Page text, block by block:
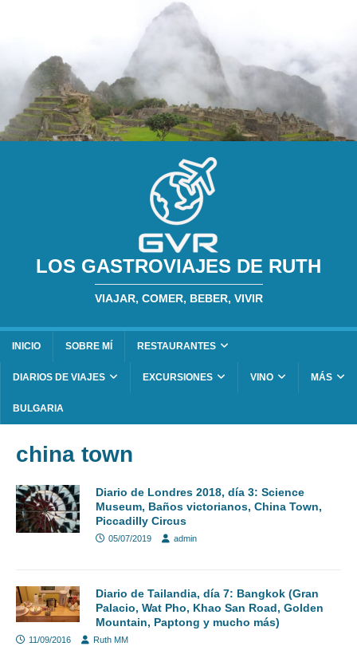
LOS GASTROVIAJES DE RUTH
VIAJAR, COMER, BEBER, VIVIR
INICIO SOBRE MÍ RESTAURANTES
DIARIOS DE VIAJES EXCURSIONES VINO MÁS
BULGARIA
china town
Diario de Londres 2018, día 3: Science
Museum, Baños victorianos, China Town,
Piccadilly Circus
05/07/2019 admin
Diario de Tailandia, día 7: Bangkok (Gran
Palacio, Wat Pho, Khao San Road, Golden
Mountain, Paptong y mucho más)
11/09/2016 Ruth MM